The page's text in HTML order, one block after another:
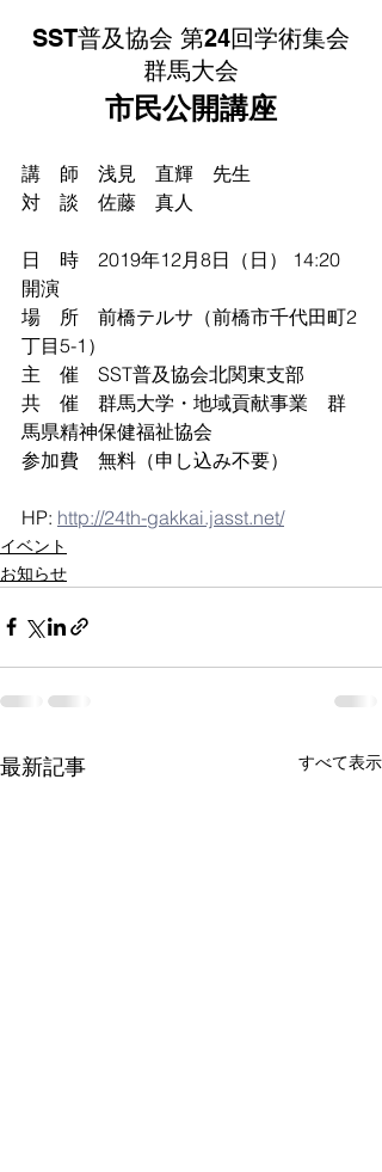
SST普及協会 第24回学術集会
群馬大会
市民公開講座
講　師　浅見　直輝　先生
対　談　佐藤　真人
日　時　2019年12月8日（日） 14:20
開演
場　所　前橋テルサ（前橋市千代田町2
丁目5-1）
主　催　SST普及協会北関東支部
共　催　群馬大学・地域貢献事業　群
馬県精神保健福祉協会
参加費　無料（申し込み不要）
HP: http://24th-gakkai.jasst.net/
イベント
お知らせ
最新記事 すべて表示